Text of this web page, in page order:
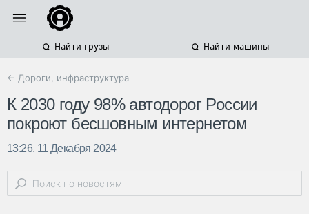
Найти грузы Найти машины
← Дороги, инфраструктура
К 2030 году 98% автодорог России
покроют бесшовным интернетом
13:26, 11 Декабря 2024